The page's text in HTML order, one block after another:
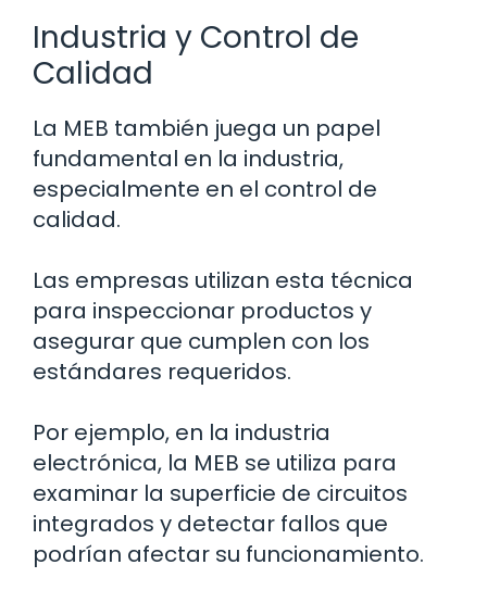
Industria y Control de
Calidad
La MEB también juega un papel
fundamental en la industria,
especialmente en el control de
calidad.
Las empresas utilizan esta técnica
para inspeccionar productos y
asegurar que cumplen con los
estándares requeridos.
Por ejemplo, en la industria
electrónica, la MEB se utiliza para
examinar la superficie de circuitos
integrados y detectar fallos que
podrían afectar su funcionamiento.